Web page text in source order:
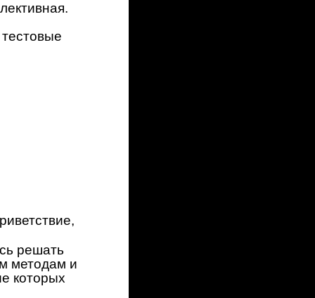
решать
методам и
которых